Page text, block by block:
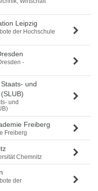
Leipzig
der Hochschule
-
und
und
Freiberg
Freiberg
Chemnitz
der